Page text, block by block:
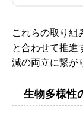
これらの取り組
と合わせて推進
減の両立に繋が
生物多様性